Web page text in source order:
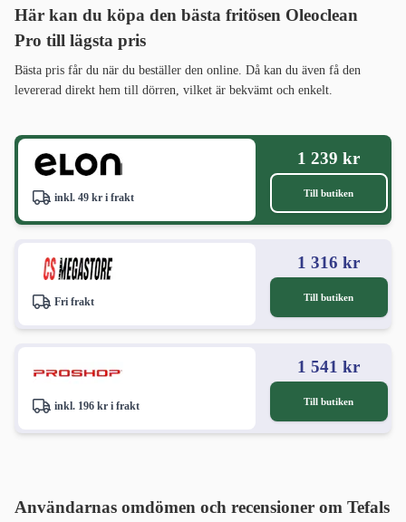
Här kan du köpa den bästa fritösen Oleoclean
Pro till lägsta pris
Bästa pris får du när du beställer den online. Då kan du även få den
levererad direkt hem till dörren, vilket är bekvämt och enkelt.
inkl. 49 kr i frakt
1 239 kr
Till butiken
Fri frakt
1 316 kr
Till butiken
inkl. 196 kr i frakt
1 541 kr
Till butiken
Användarnas omdömen och recensioner om Tefals